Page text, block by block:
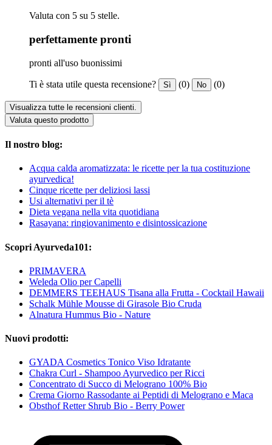
Valuta con 5 su 5 stelle.
perfettamente pronti
pronti all'uso buonissimi
Ti è stata utile questa recensione? Sì (0) No (0)
Visualizza tutte le recensioni clienti.
Valuta questo prodotto
Il nostro blog:
Acqua calda aromatizzata: le ricette per la tua costituzione
ayurvedica!
Cinque ricette per deliziosi lassi
Usi alternativi per il tè
Dieta vegana nella vita quotidiana
Rasayana: ringiovanimento e disintossicazione
Scopri Ayurveda101:
PRIMAVERA
Weleda Olio per Capelli
DEMMERS TEEHAUS Tisana alla Frutta - Cocktail Hawaii
Schalk Mühle Mousse di Girasole Bio Cruda
Alnatura Hummus Bio - Nature
Nuovi prodotti:
GYADA Cosmetics Tonico Viso Idratante
Chakra Curl - Shampoo Ayurvedico per Ricci
Concentrato di Succo di Melograno 100% Bio
Crema Giorno Rassodante ai Peptidi di Melograno e Maca
Obsthof Retter Shrub Bio - Berry Power